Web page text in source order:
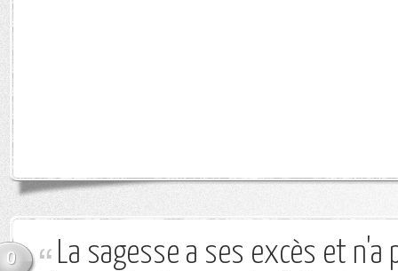
0
La sagesse a ses excès et n'a